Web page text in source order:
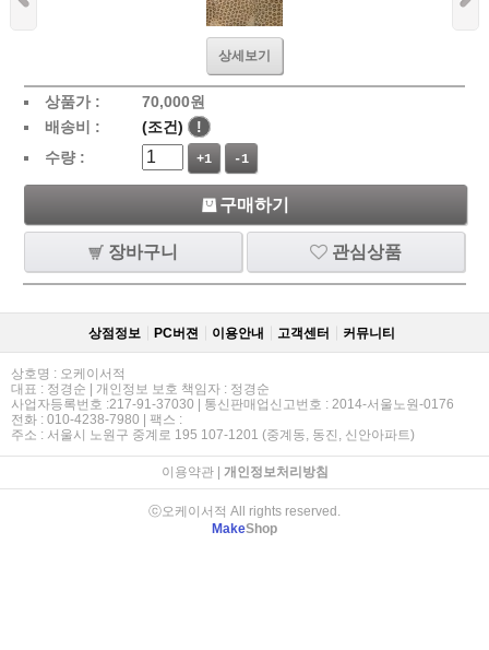
상세보기
상품가 : 70,000원
배송비 :
(조건)
!
수량 :
+1 -1
구매하기
장바구니 관심상품
상점정보 PC버젼 이용안내 고객센터 커뮤니티
상호명 : 오케이서적
대표 : 정경순 | 개인정보 보호 책임자 : 정경순
사업자등록번호 :217-91-37030 | 통신판매업신고번호 : 2014-서울노원-0176
전화 : 010-4238-7980 | 팩스 :
주소 : 서울시 노원구 중계로 195 107-1201 (중계동, 동진, 신안아파트)
이용약관| 개인정보처리방침
ⓒ오케이서적 All rights reserved.
MakeShop